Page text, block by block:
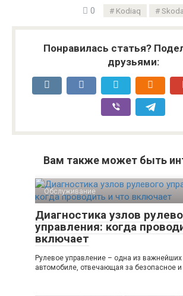
0 Kodiaq Skoda
Понравилась статья?
друзьями:
Вам также может быть
Обслуживание
Диагностика узлов
управления: когда
включает
Рулевое управление – одна из
автомобиле, отвечающая за безопасное